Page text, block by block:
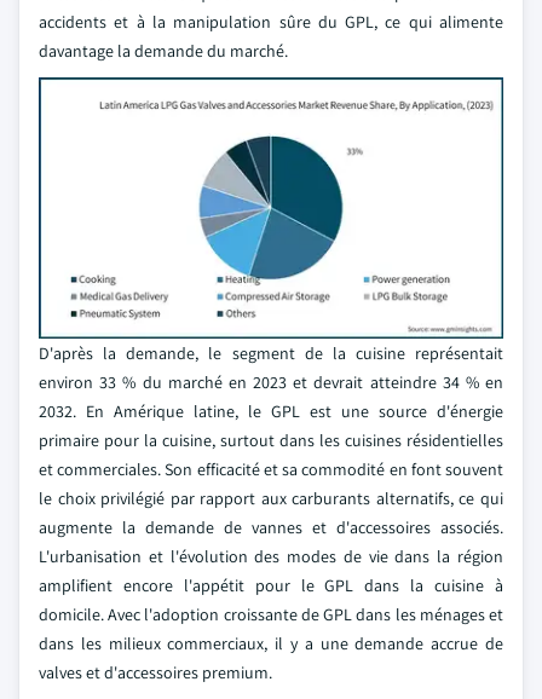
accidents et à la manipulation sûre du GPL, ce qui alimente
davantage la demande du marché.
D'après la demande, le segment de la cuisine représentait
environ 33 % du marché en 2023 et devrait atteindre 34 % en
2032. En Amérique latine, le GPL est une source d'énergie
primaire pour la cuisine, surtout dans les cuisines résidentielles
et commerciales. Son efficacité et sa commodité en font souvent
le choix privilégié par rapport aux carburants alternatifs, ce qui
augmente la demande de vannes et d'accessoires associés.
L'urbanisation et l'évolution des modes de vie dans la région
amplifient encore l'appétit pour le GPL dans la cuisine à
domicile. Avec l'adoption croissante de GPL dans les ménages et
dans les milieux commerciaux, il y a une demande accrue de
valves et d'accessoires premium.